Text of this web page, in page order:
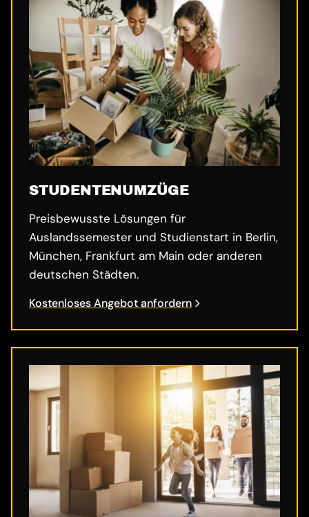
STUDENTENUMZÜGE
Preisbewusste Lösungen für
Auslandssemester und Studienstart in Berlin,
München, Frankfurt am Main oder anderen
deutschen Städten.
Kostenloses Angebot anfordern